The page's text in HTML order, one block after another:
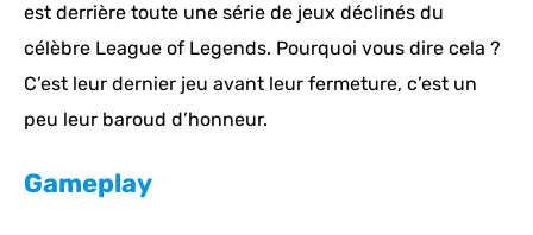
est derrière toute une série de jeux déclinés du
célèbre League of Legends. Pourquoi vous dire cela ?
C’est leur dernier jeu avant leur fermeture, c’est un
peu leur baroud d’honneur.
Gameplay